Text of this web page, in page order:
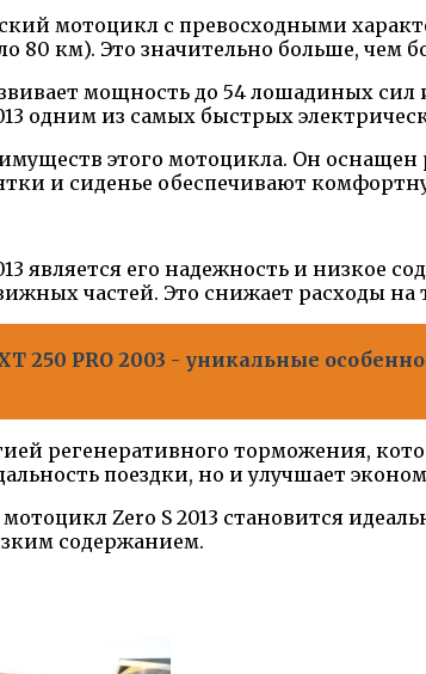
мотоцикл с превосходными
80 км). Это значительно больше,
мощность до 54 лошадиных сил
одним из самых быстрых
этого мотоцикла. Он оснащен
и сиденье обеспечивают
является его надежность и низкое
частей. Это снижает расходы
250 PRO 2003 - уникальные
регенеративного торможения,
поездки, но и улучшает
Zero S 2013 становится
содержанием.